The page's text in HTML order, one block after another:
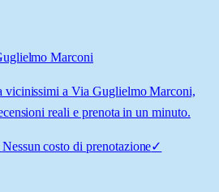
Marconi
vicinissimi a Via Guglielmo Marconi,
reali e prenota in un minuto.
Nessun costo di prenotazione✓